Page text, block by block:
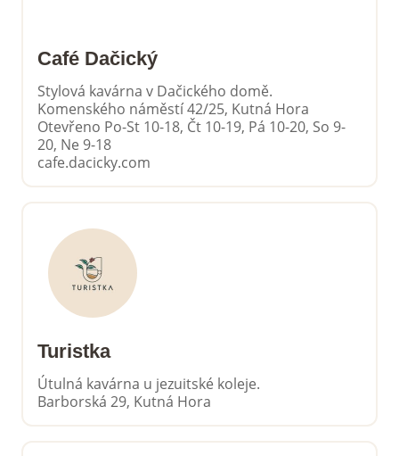
Café Dačický
Stylová kavárna v Dačického domě.
Komenského náměstí 42/25, Kutná Hora
Otevřeno Po-St 10-18, Čt 10-19, Pá 10-20, So 9-
20, Ne 9-18
cafe.dacicky.com
Turistka
Útulná kavárna u jezuitské koleje.
Barborská 29, Kutná Hora